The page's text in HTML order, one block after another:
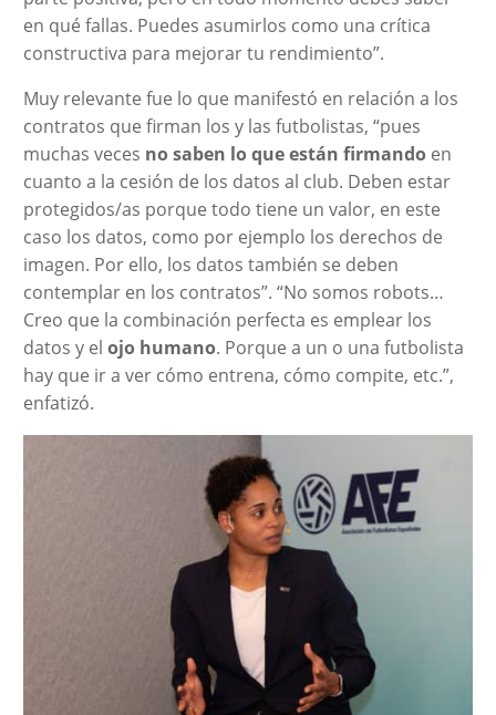
en qué fallas. Puedes asumirlos como una crítica
constructiva para mejorar tu rendimiento”.
Muy relevante fue lo que manifestó en relación a los
contratos que firman los y las futbolistas, “pues
muchas veces no saben lo que están firmandoen
cuanto a la cesión de los datos al club. Deben estar
protegidos/as porque todo tiene un valor, en este
caso los datos, como por ejemplo los derechos de
imagen. Por ello, los datos también se deben
contemplar en los contratos”. “No somos robots…
Creo que la combinación perfecta es emplear los
datos y el ojo humano. Porque a un o una futbolista
hay que ir a ver cómo entrena, cómo compite, etc.”,
enfatizó.